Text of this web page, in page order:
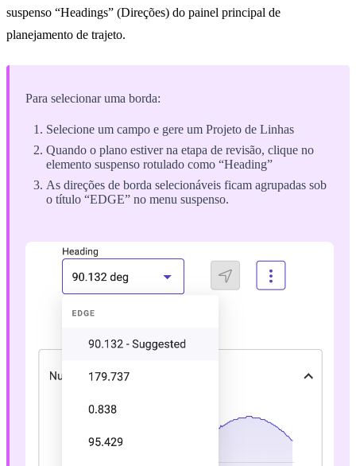
suspenso “Headings” (Direções) do painel principal de
planejamento de trajeto.
Para selecionar uma borda:
Selecione um campo e gere um Projeto de Linhas
Quando o plano estiver na etapa de revisão, clique no
elemento suspenso rotulado como “Heading”
As direções de borda selecionáveis ficam agrupadas sob
o título “EDGE” no menu suspenso.